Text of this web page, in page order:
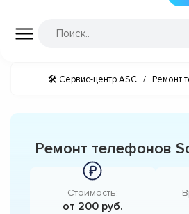
🛠 Сервис-центр ASC / Ремонт
Ремонт телефонов
Стоимость:
от 200 руб.